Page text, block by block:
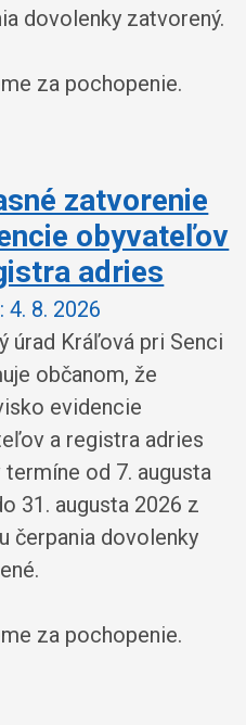
dovolenky zatvorený.
za pochopenie.
zatvorenie
obyvateľov
adries
4. 8. 2026
úrad Kráľová pri Senci
občanom, že
evidencie
a registra adries
termíne od 7. augusta
31. augusta 2026 z
čerpania dovolenky
za pochopenie.